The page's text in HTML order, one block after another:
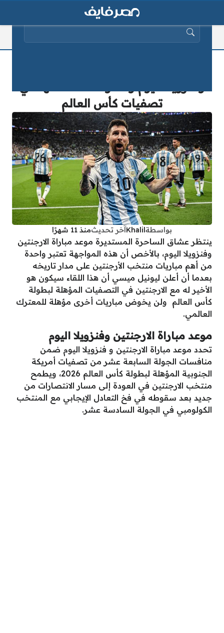
تصفيات كأس العالم
بواسطةKhalilآخر تحديثمنذ 11 شهرًا
ينتظر عشاق الساحرة المستديرة موعد مباراة الارجنتين
وفنزويلا اليوم، بالأخص أن هذه المواجهة تعتبر واحدة
من أهم مباريات منتخب الأرجنتين على مدار تاريخه
بعدما أن أعلن ليونيل ميسي أن هذا اللقاء سيكون هو
الأخير له مع الارجنتين في التصفيات المؤهلة لبطولة
كأس العالم ولن يخوض مباريات أخرى مؤهلة للمعترك
العالمي.
موعد مباراة الارجنتين وفنزويلا اليوم
تحدد موعد مباراة الارجنتين و فنزويلا اليوم ضمن
منافسات الجولة السابعة عشر من تصفيات أمريكة
الجنوبية المؤهلة لبطولة كأس العالم 2026، ويطمح
منتخب الارجنتين في العودة إلى مسار الانتصارات من
جديد بعد سقوطه في فخ التعادل الإيجابي مع المنتخب
الكولومبي في الجولة السادسة عشر.
البحث عن: